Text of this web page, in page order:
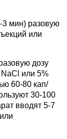
3 мин) разовую
или
дозу
или 5%
60-80 кап/
30-100
вводят 5-7